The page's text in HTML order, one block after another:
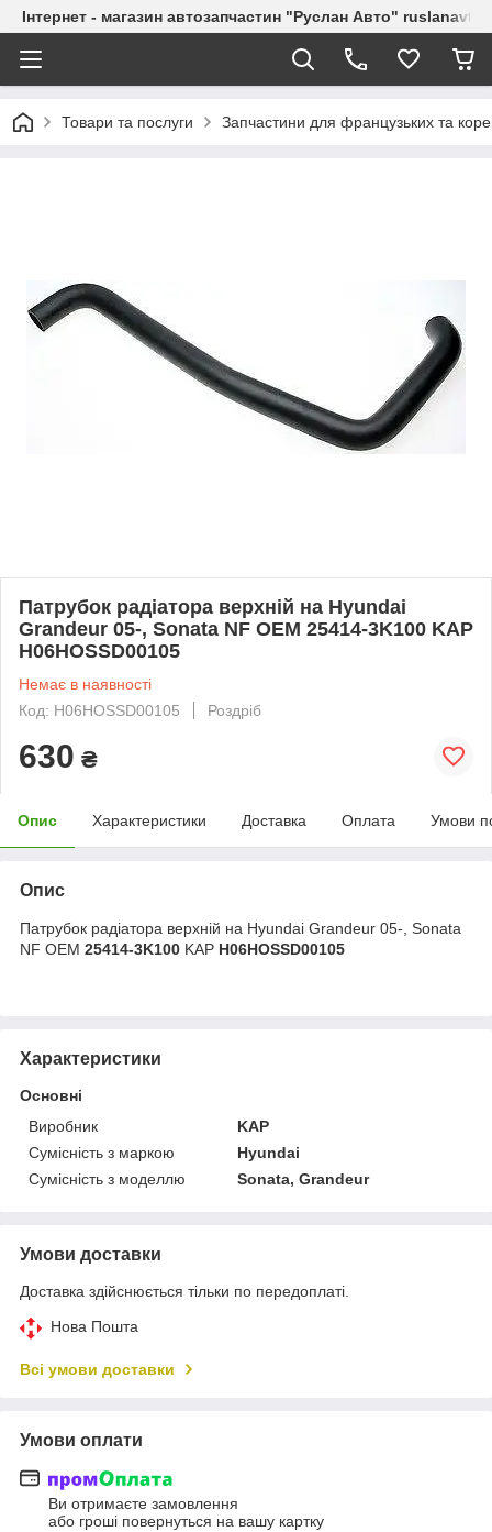
Інтернет - магазин автозапчастин "Руслан Авто"
Товари та послуги Запчастини для французьких та
Патрубок радіатора верхній на Hyundai
Grandeur 05-, Sonata NF OEM 25414-3K100 KAP
H06HOSSD00105
Немає в наявності
Код: H06HOSSD00105
Роздріб
630 ₴
Опис Характеристики Доставка Оплата Умови
Опис
Патрубок радіатора верхній на Hyundai Grandeur 05-, Sonata
NF OEM 25414-3K100 KAP H06HOSSD00105
Характеристики
Основні
Виробник
KAP
Сумісність з маркою
Hyundai
Сумісність з моделлю
Sonata, Grandeur
Умови доставки
Доставка здійснюється тільки по передоплаті.
Нова Пошта
Всі умови доставки
Умови оплати
Ви отримаєте замовлення
або гроші повернуться на вашу картку